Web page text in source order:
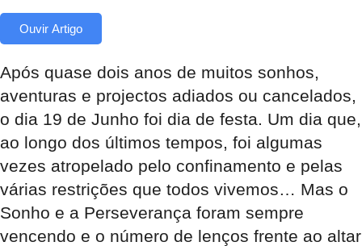
Ouvir Artigo
Após quase dois anos de muitos sonhos,
aventuras e projectos adiados ou cancelados,
o dia 19 de Junho foi dia de festa. Um dia que,
ao longo dos últimos tempos, foi algumas
vezes atropelado pelo confinamento e pelas
várias restrições que todos vivemos… Mas o
Sonho e a Perseverança foram sempre
vencendo e o número de lenços frente ao altar